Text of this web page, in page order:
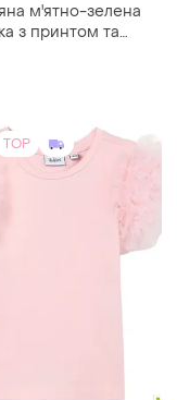
м'ятно-зелена
з принтом та
плюшевими
TOP